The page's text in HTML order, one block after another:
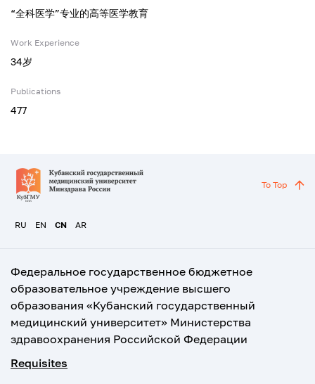
“全科医学”专业的高等医学教育
Work Experience
34岁
Publications
477
RU EN CN AR
To Top
Федеральное государственное бюджетное
образовательное учреждение высшего
образования «Кубанский государственный
медицинский университет» Министерства
здравоохранения Российской Федерации
Requisites